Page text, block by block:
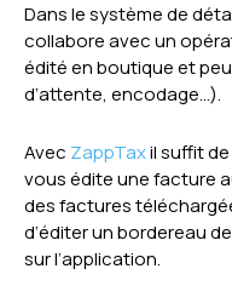
Dans le système de
collabore avec un
édité en boutique et
d’attente, encodage…).
Avec ZappTaxil suffit
vous édite une facture
des factures
d’éditer un bordereau
sur l’application.